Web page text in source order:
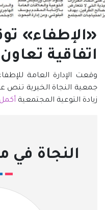
«الإطفاء»
اتفاقية تعاون
وقعت الإدارة العامة
زيادة التوعية المجتمعية
النجاة في